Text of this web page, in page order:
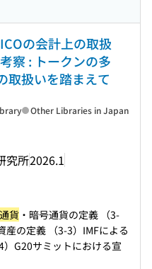
の会計上の取扱
察 : トークンの多
取扱いを踏まえて
究所2026.1
Other Libraries in Japan
貨 ・暗号通貨の定義 （3-
産の定義 （3-3）IMFによる
）G20サミットにおける宣